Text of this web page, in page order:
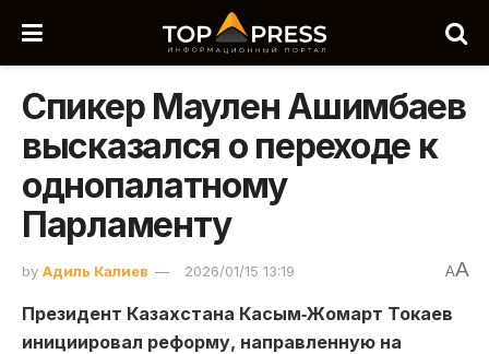
Спикер Маулен Ашимбаев
высказался о переходе к
однопалатному
Парламенту
by Адиль Калиев 2026/01/15 13:19 AA
Президент Казахстана Касым‑Жомарт Токаев
инициировал реформу, направленную на